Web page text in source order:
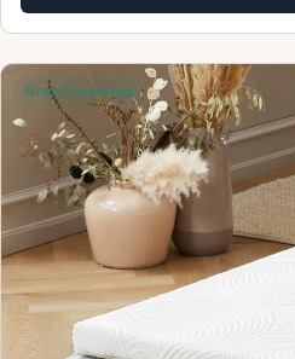
Gratis levering